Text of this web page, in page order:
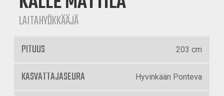
LAITAHYÖKKÄÄJÄ
PITUUS 203 cm
KASVATTAJASEURA Hyvinkään Ponteva